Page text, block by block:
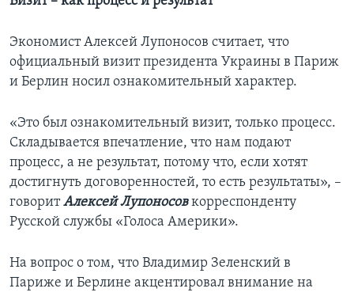
Экономист Алексей Лупоносов считает, что
официальный визит президента Украины в Париж
и Берлин носил ознакомительный характер.
«Это был ознакомительный визит, только процесс.
Складывается впечатление, что нам подают
процесс, а не результат, потому что, если хотят
достигнуть договоренностей, то есть результаты», –
говоритАлексей Лупоносовкорреспонденту
Русской службы «Голоса Америки».
На вопрос о том, что Владимир Зеленский в
Париже и Берлине акцентировал внимание на